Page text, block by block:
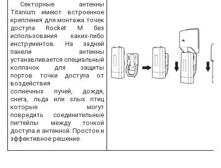
Секторные антенны
Titanium имеют встроенное
крепления для монтажа точек
доступа Rocket M без
использования каких-либо
инструментов. На задней
панели антенны
устанавливается специальный
колпачок для защиты
портов точки доступа от
воздействия
солнечных лучей, дождя,
снега, льда или злых птиц
которые могут
повредить соединительные
пигтейлы между точкой
доступа и антенной. Простое и
эффективное решение.